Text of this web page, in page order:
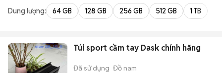
Dung lượng: 64 GB 128 GB 256 GB 512 GB 1 TB
Túi sport cầm tay Dask chính hãng
Đã sử dụng Đồ nam